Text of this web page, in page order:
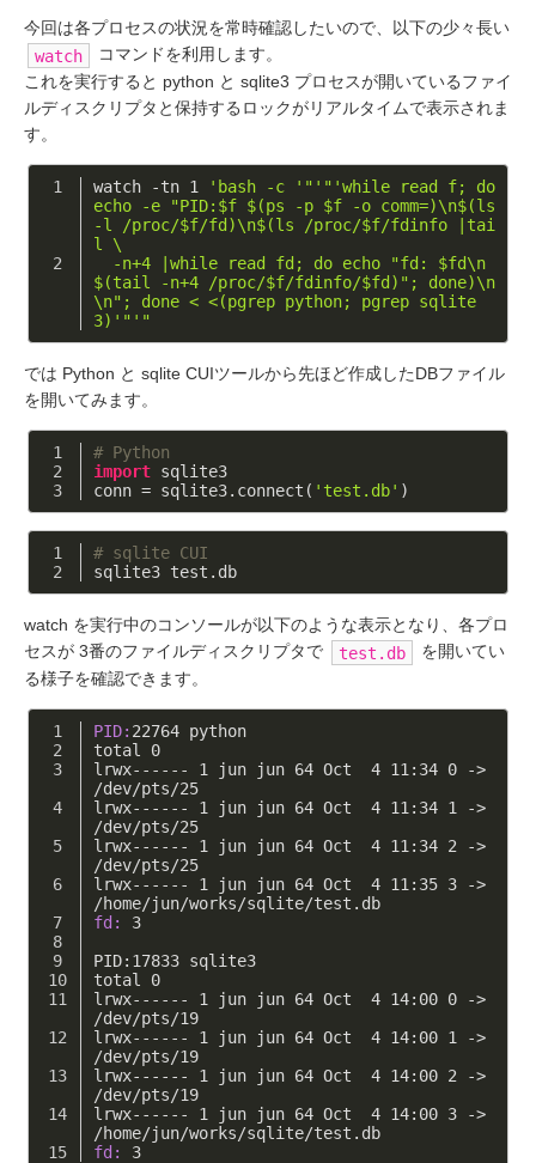
今回は各プロセスの状況を常時確認したいので、以下の少々長い
watch
コマンドを利用します。
これを実行すると python と sqlite3 プロセスが開いているファイ
ルディスクリプタと保持するロックがリアルタイムで表示されま
す。
watch -tn 1 'bash -c ' "'" 'while read f; do
echo -e "PID:$f $(ps -p $f -o comm=)\n$(ls
-l /proc/$f/fd)\n$(ls /proc/$f/fdinfo |tai
l \
$(tail -n+4 /proc/$f/fdinfo/$fd)"; done)\n
\n"; done < <(pgrep python; pgrep sqlite
3)' "'"
では Python と sqlite CUIツールから先ほど作成したDBファイル
を開いてみます。
# Python
import sqlite3
conn = sqlite3.connect( 'test.db' )
# sqlite CUI
sqlite3 test.db
watch を実行中のコンソールが以下のような表示となり、各プロ
セスが 3番のファイルディスクリプタで
test.db
を開いてい
る様子を確認できます。
PID: 22764 python
total 0
lrwx------ 1 jun jun 64 Oct 4 11 : 34 0
/dev/pts/25
lrwx------ 1 jun jun 64 Oct 4 11 : 34 1
/dev/pts/25
lrwx------ 1 jun jun 64 Oct 4 11 : 34 2
/dev/pts/25
lrwx------ 1 jun jun 64 Oct 4 11 : 35 3
/home/jun/works/sqlite/test.db
fd:
3
PID: 17833 sqlite3
total 0
lrwx------ 1 jun jun 64 Oct 4 14: 00 0
/dev/pts/19
lrwx------ 1 jun jun 64 Oct 4 14: 00 1
/dev/pts/19
lrwx------ 1 jun jun 64 Oct 4 14: 00 2
/dev/pts/19
lrwx------ 1 jun jun 64 Oct 4 14: 00 3
/home/jun/works/sqlite/test.db
fd:
3